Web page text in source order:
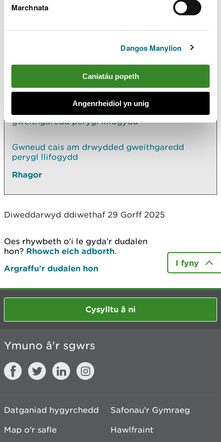
Marchnata
Dangos Manylion
Caniatáu popeth
Angenrheidiol yn unig
gweithgarwch perygl llifogydd
os nad yw eich
yw'n bodloni'r holl amodau penodol.
Archwilio mwy
Yn yr adran hon hefyd
gweithgaredd perygl llifogydd
Gwneud cais am drwydded gweithgaredd
perygl llifogydd
Rhagor
Diweddarwyd ddiwethaf 29 Gorff 2025
Oes rhywbeth o’i le gyda’r dudalen
hon? Rhowch eich adborth.
Argraffu’r dudalen hon
I fyny
Cysylltu â ni
Ymuno â'r sgwrs
Datganiad hygyrchedd
Safonau'r Gymraeg
Map o'r safle
Hawlfraint